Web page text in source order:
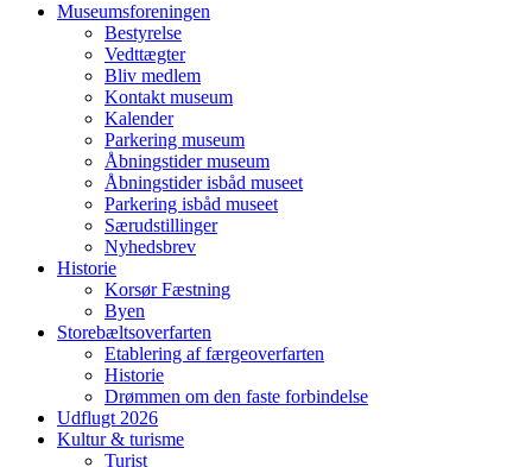
Museumsforeningen
Bestyrelse
Vedttægter
Bliv medlem
Kontakt museum
Kalender
Parkering museum
Åbningstider museum
Åbningstider isbåd museet
Parkering isbåd museet
Særudstillinger
Nyhedsbrev
Historie
Korsør Fæstning
Byen
Storebæltsoverfarten
Etablering af færgeoverfarten
Historie
Drømmen om den faste forbindelse
Udflugt 2026
Kultur & turisme
Turist